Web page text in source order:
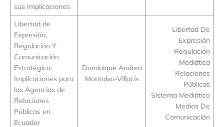
sus Implicaciones
Libertad de
Expresión,
Regulación Y
Comunicación
Estratégica:
Implicaciones para
las Agencias de
Relaciones
Públicas en
Ecuador
Dominique Andrea
Montalvo-Villacís
Libertad De
Expresión
Regulación
Mediática
Relaciones
Públicas
Sistema Mediático
Medios De
Comunicación